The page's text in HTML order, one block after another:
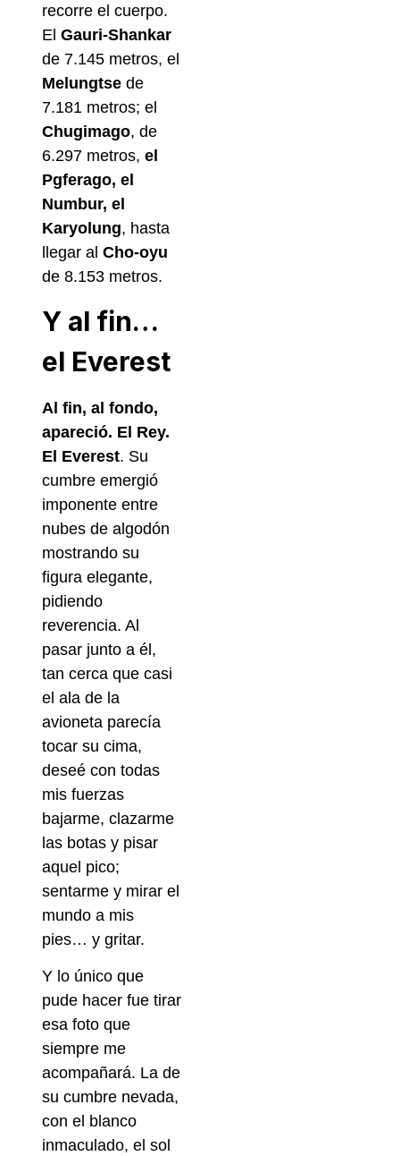
recorre el cuerpo.
ElGauri-Shankar
de 7.145 metros, el
Melungtse de
7.181 metros; el
Chugimago, de
6.297 metros,el
Pgferago, el
Numbur, el
Karyolung, hasta
llegar alCho-oyu
de 8.153 metros.
Y al fin…
el Everest
Al fin, al fondo,
apareció. El Rey.
El Everest. Su
cumbre emergió
imponente entre
nubes de algodón
mostrando su
figura elegante,
pidiendo
reverencia. Al
pasar junto a él,
tan cerca que casi
el ala de la
avioneta parecía
tocar su cima,
deseé con todas
mis fuerzas
bajarme, clazarme
las botas y pisar
aquel pico;
sentarme y mirar el
mundo a mis
pies… y gritar.
Y lo único que
pude hacer fue tirar
esa foto que
siempre me
acompañará. La de
su cumbre nevada,
con el blanco
inmaculado, el sol